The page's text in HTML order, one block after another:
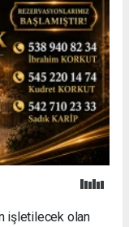
işletilecek olan